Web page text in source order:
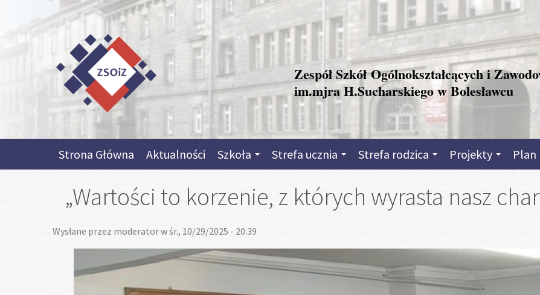
Zespół Szkół Ogólnokształcących i
im.mjra H.Sucharskiego w Bolesławcu
Strona Główna Aktualności Szkoła Strefa ucznia Strefa rodzica Projekty Plan
„Wartości to korzenie, z których wyrasta nasz
Wysłane przez moderatorw śr., 10/29/2025 - 20:39